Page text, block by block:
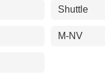
Shuttle
M-NV